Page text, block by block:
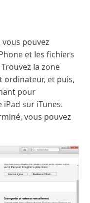
pouvez
et les fichiers
la zone
ordinateur, et puis,
pour
sur iTunes.
vous pouvez